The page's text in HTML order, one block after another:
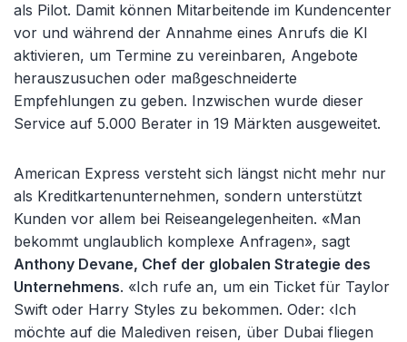
als Pilot. Damit können Mitarbeitende im Kundencenter
vor und während der Annahme eines Anrufs die KI
aktivieren, um Termine zu vereinbaren, Angebote
herauszusuchen oder maßgeschneiderte
Empfehlungen zu geben. Inzwischen wurde dieser
Service auf 5.000 Berater in 19 Märkten ausgeweitet.
American Express versteht sich längst nicht mehr nur
als Kreditkartenunternehmen, sondern unterstützt
Kunden vor allem bei Reiseangelegenheiten. «Man
bekommt unglaublich komplexe Anfragen», sagt
Anthony Devane, Chef der globalen Strategie des
Unternehmens. «Ich rufe an, um ein Ticket für Taylor
Swift oder Harry Styles zu bekommen. Oder: ‹Ich
möchte auf die Malediven reisen, über Dubai fliegen